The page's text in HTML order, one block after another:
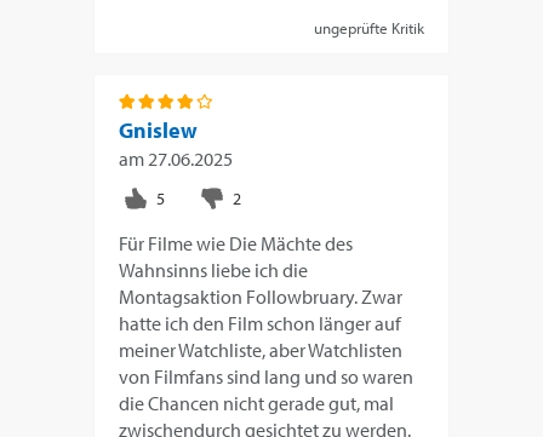
ungeprüfte Kritik
Gnislew
am27.06.2025
Für Filme wie Die Mächte des
Wahnsinns liebe ich die
Montagsaktion Followbruary. Zwar
hatte ich den Film schon länger auf
meiner Watchliste, aber Watchlisten
von Filmfans sind lang und so waren
die Chancen nicht gerade gut, mal
zwischendurch gesichtet zu werden.